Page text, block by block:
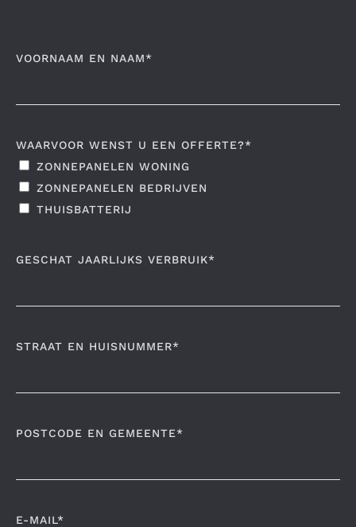
VOORNAAM EN NAAM*
WAARVOOR WENST U EEN OFFERTE?*
ZONNEPANELEN WONING
ZONNEPANELEN BEDRIJVEN
THUISBATTERIJ
GESCHAT JAARLIJKS VERBRUIK*
STRAAT EN HUISNUMMER*
POSTCODE EN GEMEENTE*
E-MAIL*